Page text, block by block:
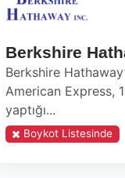
Berkshire
Berkshire
American Express,
yaptığı...
Boykot Listesinde